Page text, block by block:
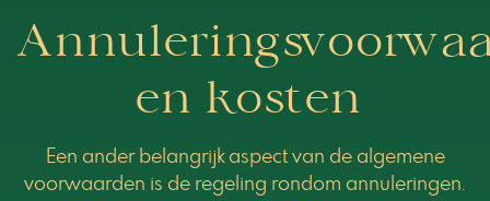
en kosten
Een ander belangrijk aspect van de algemene
voorwaarden is de regeling rondom annuleringen.